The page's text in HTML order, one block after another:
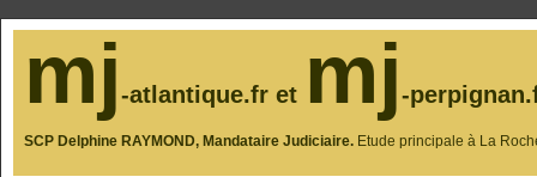
mj-atlantique.fr et mj-
SCP Delphine RAYMOND, Mandataire Judiciaire. Etude principale à La